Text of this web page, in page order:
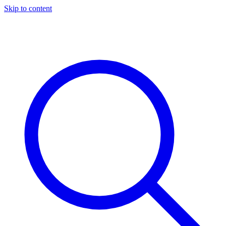
Skip to content